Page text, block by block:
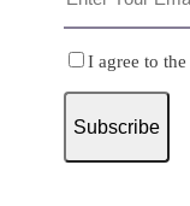
I agree to the
Subscribe